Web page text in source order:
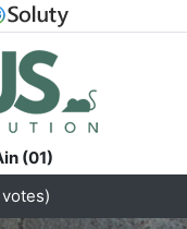
(01)
votes)